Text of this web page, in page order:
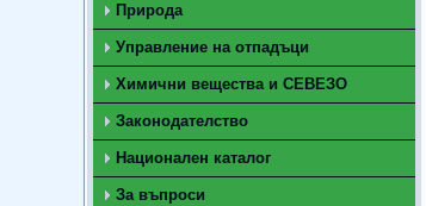
Природа
Управление на отпадъци
Химични вещества и СЕВЕЗО
Законодателство
Национален каталог
За въпроси